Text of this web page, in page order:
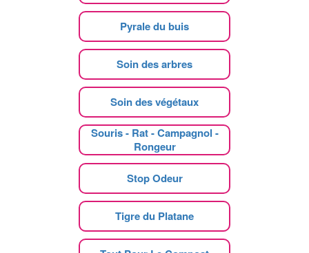
Pyrale du buis
Soin des arbres
Soin des végétaux
Souris - Rat - Campagnol -
Rongeur
Stop Odeur
Tigre du Platane